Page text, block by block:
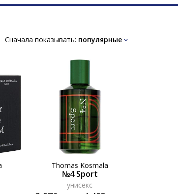
Сначала показывать: популярные
Thomas Kosmala
№4 Sport
унисекс